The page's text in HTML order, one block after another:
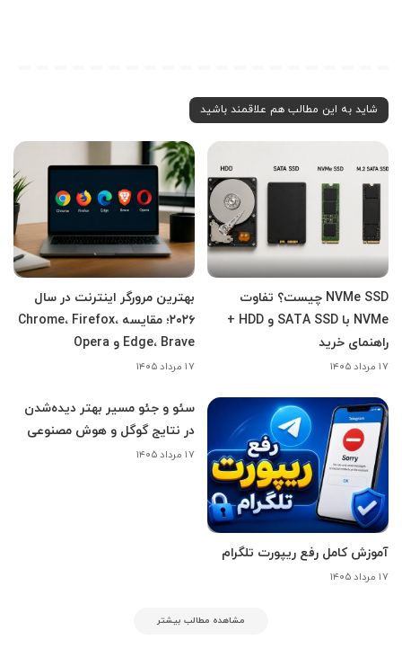
شاید به این مطالب هم علاقمند باشید
NVMe SSD چیست؟ تفاوت
NVMe با SATA SSD و HDD +
راهنمای خرید
۱۷ مرداد ۱۴۰۵
بهترین مرورگر اینترنت در سال
۲۰۲۶؛ مقایسه Chrome، Firefox،
Edge، Brave و Opera
۱۷ مرداد ۱۴۰۵
آموزش کامل رفع ریپورت تلگرام
۱۷ مرداد ۱۴۰۵
سئو و جئو مسیر بهتر دیده‌شدن
در نتایج گوگل و هوش مصنوعی
۱۷ مرداد ۱۴۰۵
مشاهده مطالب بیشتر